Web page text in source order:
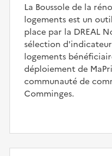
La Boussole de la
logements est un
place par la DREAL
sélection
logements
déploiement de
communauté de
Comminges.